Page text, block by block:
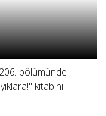
bölümünde
kitabını